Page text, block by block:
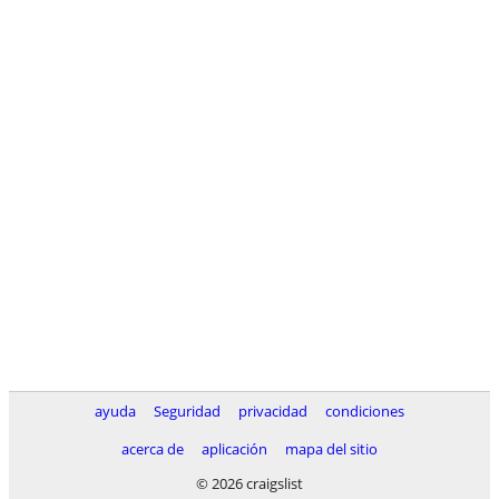
ayuda Seguridad privacidad
condiciones
acerca de
aplicación
mapa del sitio
© 2026 craigslist